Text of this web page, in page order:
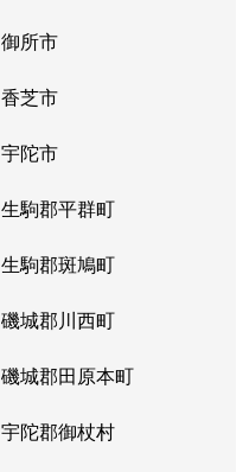
御所市
香芝市
宇陀市
生駒郡平群町
生駒郡斑鳩町
磯城郡川西町
磯城郡田原本町
宇陀郡御杖村